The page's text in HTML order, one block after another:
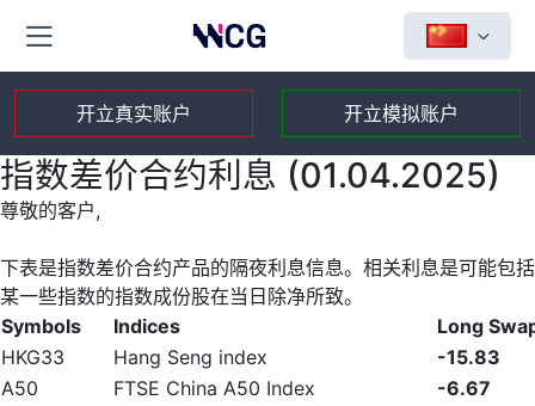
开立真实账户 开立模拟账户
指数差价合约利息 (01.04.2025)
尊敬的客户,
下表是指数差价合约产品的隔夜利息信息。相关利息是可能包括
某一些指数的指数成份股在当日除净所致。
Symbols
Indices
Long
HKG33
Hang Seng index
-15.83
A50
FTSE China A50 Index
-6.67